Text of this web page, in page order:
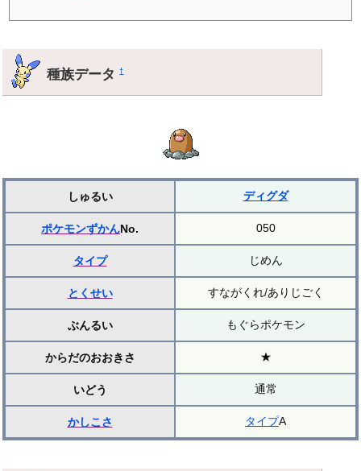
種族データ†
しゅるい ディグダ
ポケモンずかんNo. 050
タイプ じめん
とくせい すながくれ/ありじごく
ぶんるい もぐらポケモン
からだのおおきさ ★
いどう 通常
かしこさ タイプA